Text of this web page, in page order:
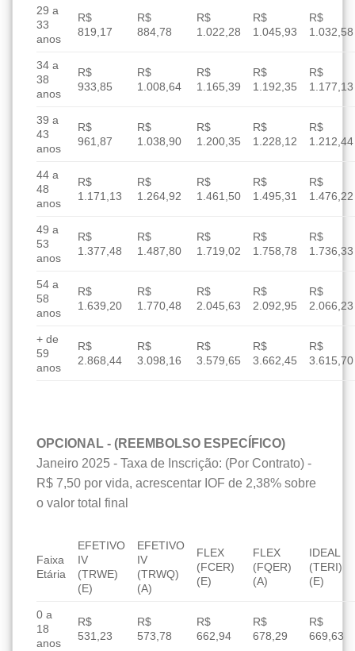
29 a
33
anos
R$
819,17
R$
884,78
R$
1.022,28
R$
1.045,93
R$
1.032,58
34 a
38
anos
R$
933,85
R$
1.008,64
R$
1.165,39
R$
1.192,35
R$
1.177,13
39 a
43
anos
R$
961,87
R$
1.038,90
R$
1.200,35
R$
1.228,12
R$
1.212,44
44 a
48
anos
R$
1.171,13
R$
1.264,92
R$
1.461,50
R$
1.495,31
R$
1.476,22
49 a
53
anos
R$
1.377,48
R$
1.487,80
R$
1.719,02
R$
1.758,78
R$
1.736,33
54 a
58
anos
R$
1.639,20
R$
1.770,48
R$
2.045,63
R$
2.092,95
R$
2.066,23
+ de
59
anos
R$
2.868,44
R$
3.098,16
R$
3.579,65
R$
3.662,45
R$
3.615,70
OPCIONAL - (REEMBOLSO ESPECÍFICO)
Janeiro 2025 - Taxa de Inscrição: (Por Contrato) -
R$ 7,50 por vida, acrescentar IOF de 2,38% sobre
o valor total final
Faixa
Etária
EFETIVO
IV
(TRWE)
(E)
EFETIVO
IV
(TRWQ)
(A)
FLEX
(FCER)
(E)
FLEX
(FQER)
(A)
IDEAL
(TERI)
(E)
0 a
18
anos
R$
531,23
R$
573,78
R$
662,94
R$
678,29
R$
669,63